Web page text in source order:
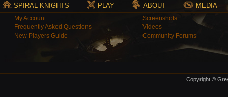
SPIRAL KNIGHTS PLAY ABOUT MEDIA
My Account
Frequently Asked Questions
New Players Guide
Screenshots
Videos
Community Forums
Copyright ©